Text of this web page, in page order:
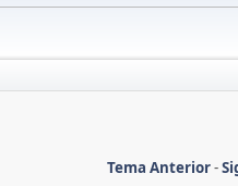
Tema Anterior-